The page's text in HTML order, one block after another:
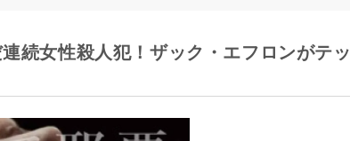
続女性殺人犯！ザック・エフロンがテッ